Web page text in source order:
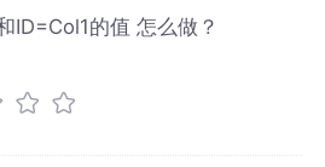
ID=Col1的值 怎么做？